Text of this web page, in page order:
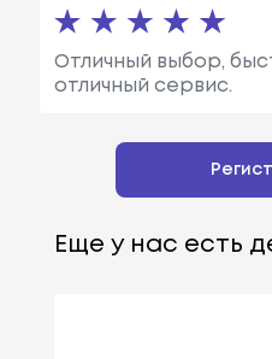
Отличный выбор,
отличный сервис.
Еще у нас есть